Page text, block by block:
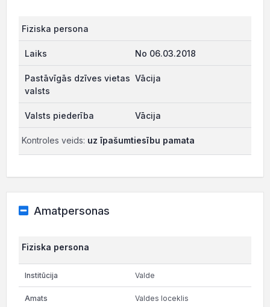
Fiziska persona
No 06.03.2018
Vācija
Vācija
Kontroles veids: uz īpašumtiesību pamata
Amatpersonas
Fiziska persona
Valde
Valdes loceklis